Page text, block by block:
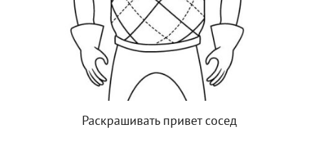
Раскрашивать привет сосед